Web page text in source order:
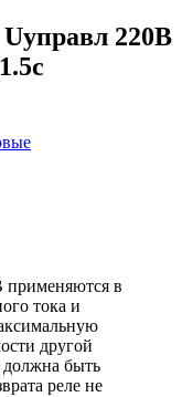
220В
применяются в
тока и
другой
должна быть
реле не